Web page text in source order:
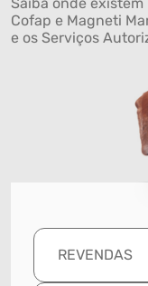
Saiba onde
Cofap e Magneti
e os Serviços
REVENDAS